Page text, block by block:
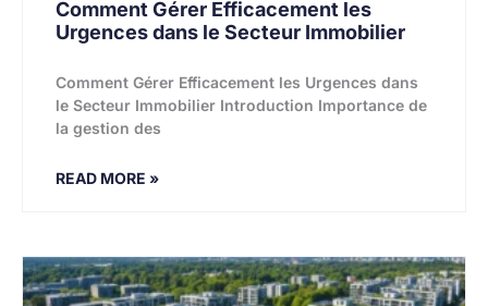
Comment Gérer Efficacement les
Urgences dans le Secteur Immobilier
Comment Gérer Efficacement les Urgences dans
le Secteur Immobilier Introduction Importance de
la gestion des
READ MORE »